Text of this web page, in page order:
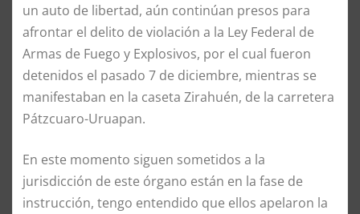
un auto de libertad, aún continúan presos para
afrontar el delito de violación a la Ley Federal de
Armas de Fuego y Explosivos, por el cual fueron
detenidos el pasado 7 de diciembre, mientras se
manifestaban en la caseta Zirahuén, de la carretera
Pátzcuaro-Uruapan.
En este momento siguen sometidos a la
jurisdicción de este órgano están en la fase de
instrucción, tengo entendido que ellos apelaron la